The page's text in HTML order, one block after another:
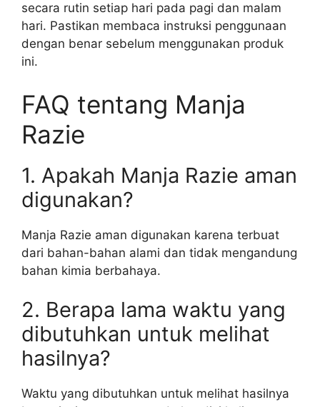
secara rutin setiap hari pada pagi dan malam
hari. Pastikan membaca instruksi penggunaan
dengan benar sebelum menggunakan produk
ini.
FAQ tentang Manja
Razie
1. Apakah Manja Razie aman
digunakan?
Manja Razie aman digunakan karena terbuat
dari bahan-bahan alami dan tidak mengandung
bahan kimia berbahaya.
2. Berapa lama waktu yang
dibutuhkan untuk melihat
hasilnya?
Waktu yang dibutuhkan untuk melihat hasilnya